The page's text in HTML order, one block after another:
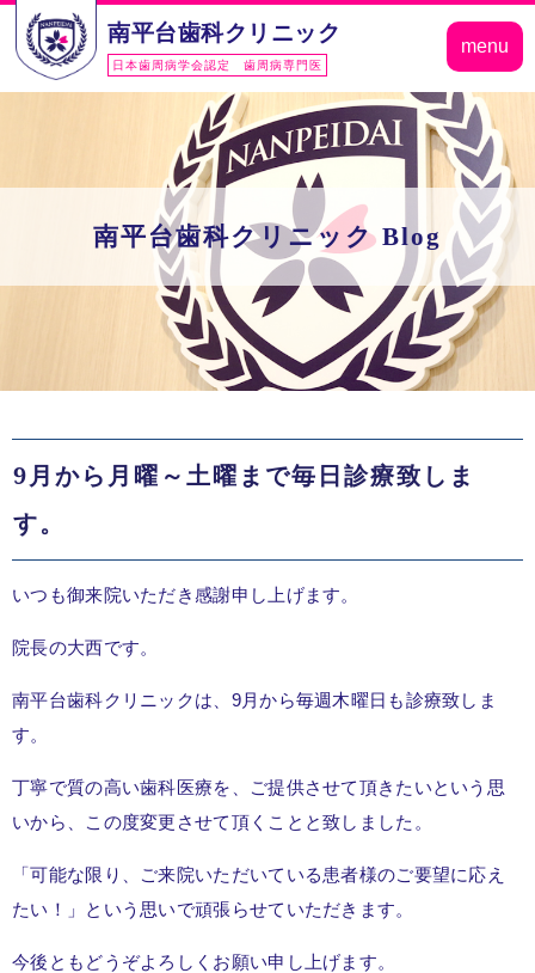
南平台歯科クリニック
日本歯周病学会認定 歯周病専門医
menu
南平台歯科クリニック Blog
9月から月曜～土曜まで毎日診療致しま
す。
いつも御来院いただき感謝申し上げます。
院長の大西です。
南平台歯科クリニックは、9月から毎週木曜日も診療致しま
す。
丁寧で質の高い歯科医療を、ご提供させて頂きたいという思
いから、この度変更させて頂くことと致しました。
「可能な限り、ご来院いただいている患者様のご要望に応え
たい！」という思いで頑張らせていただきます。
今後ともどうぞよろしくお願い申し上げます。